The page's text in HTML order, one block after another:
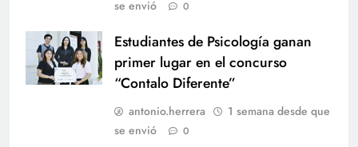
se envió
0
Estudiantes de Psicología ganan
primer lugar en el concurso
“Contalo Diferente”
antonio.herrera
1 semana desde que
se envió
0